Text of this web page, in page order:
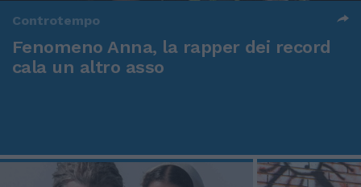
Controtempo
Fenomeno Anna, la rapper dei record
cala un altro asso